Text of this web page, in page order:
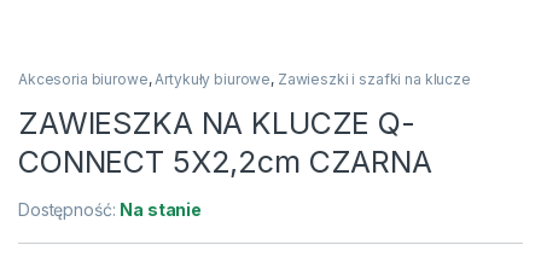
Akcesoria biurowe,Artykuły biurowe, Zawieszki i szafki na klucze
ZAWIESZKA NA KLUCZE Q-
CONNECT 5X2,2cm CZARNA
Dostępność: Na stanie